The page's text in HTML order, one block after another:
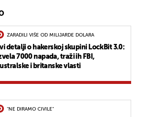
ZARADILI VIŠE OD MILIJARDE DOLARA
detalji o hakerskoj skupini LockBit 3.0:
7000 napada, traži ih FBI,
i britanske vlasti
"NE DIRAMO CIVILE"